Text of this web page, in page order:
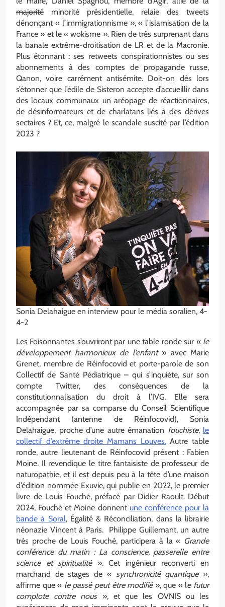
majorité minorité présidentielle, relaie des tweets
dénonçant « l’immigrationnisme », « l’islamisation de la
France » et le « wokisme ». Rien de très surprenant dans
la banale extrême-droitisation de LR et de la Macronie.
Plus étonnant : ses retweets conspirationnistes ou ses
abonnements à des comptes de propagande russe,
Qanon, voire carrément antisémite. Doit-on dès lors
s’étonner que l’édile de Sisteron accepte d’accueillir dans
des locaux communaux un aréopage de réactionnaires,
de désinformateurs et de charlatans liés à des dérives
sectaires ? Et, ce, malgré le scandale suscité par l’édition
2023 ?
Sonia Delahaigue en interview pour le média soralien, 4-
4-2
Les Foisonnantes s’ouvriront par une table ronde sur « le
développement harmonieux de l’enfant» avec Marie
Grenet, membre de Réinfocovid et porte-parole de son
Collectif de Santé Pédiatrique – qui s’inquiète, sur son
compte Twitter, des conséquences de la
constitutionnalisation du droit à l’IVG. Elle sera
accompagnée par sa comparse du Conseil Scientifique
Indépendant (antenne de Réinfocovid), Sonia
Delahaigue, proche d’une autre émanation fouchiste, le
collectif d’extrême droite Mamans Louves.Autre table
ronde, autre lieutenant de Réinfocovid présent : Fabien
Moine. Il revendique le titre fantaisiste de professeur de
naturopathie, et il est depuis peu à la tête d’une maison
d’édition nommée Exuvie, qui publie en 2022, le premier
livre de Louis Fouché, préfacé par Didier Raoult. Début
2024, Fouché et Moine donnent une conférence pour la
bande à Soral, Égalité & Réconciliation, dans la librairie
néonazie Vincent à Paris. Philippe Guillemant, un autre
très proche de Louis Fouché, participera à la « Grande
conférence du matin : La conscience, passerelle entre
science et spiritualité». Cet ingénieur reconverti en
marchand de stages de « synchronicité quantique»,
affirme que « le passé peut être modifié », que « le futur
complote contre nous», et que les OVNIS ou les